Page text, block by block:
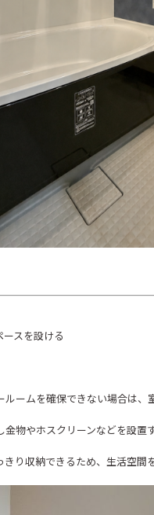
スを設ける
ームを確保できない場合は、
物やホスクリーンなどを設置
り収納できるため、生活空間